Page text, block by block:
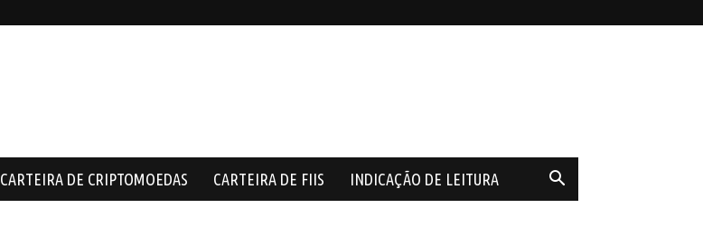
CARTEIRA DE CRIPTOMOEDAS CARTEIRA DE FIIS INDICAÇÃO DE LEITURA